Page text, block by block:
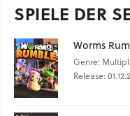
SPIELE DER
Worms
Genre:
Release: